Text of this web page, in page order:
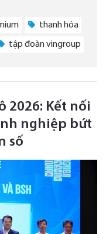
thanh hóa
tập đoàn vingroup
2026: Kết nối
nghiệp bứt
số